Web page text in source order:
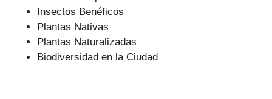
Insectos Benéficos
Plantas Nativas
Plantas Naturalizadas
Biodiversidad en la Ciudad